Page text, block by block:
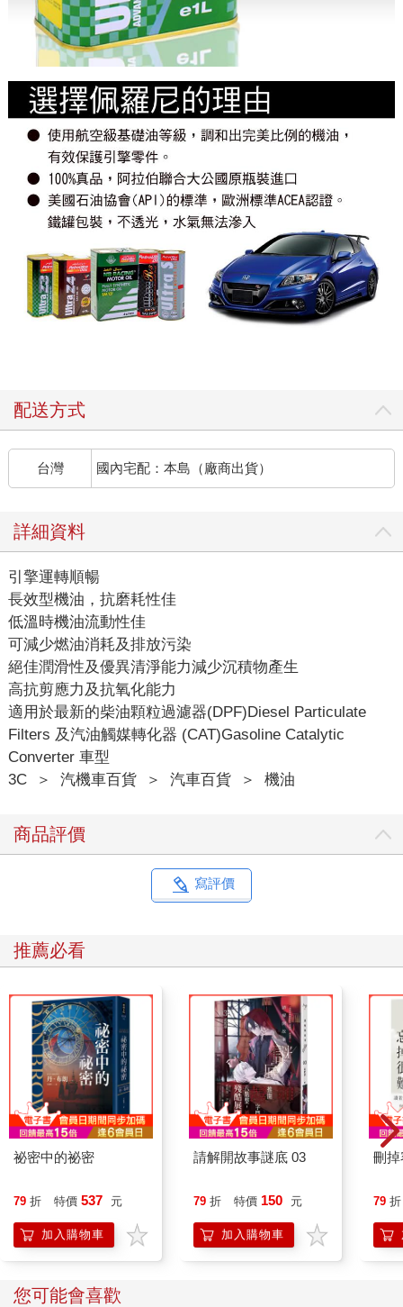
配送方式
台灣 國內宅配：本島（廠商出貨）
詳細資料
引擎運轉順暢
長效型機油，抗磨耗性佳
低溫時機油流動性佳
可減少燃油消耗及排放污染
絕佳潤滑性及優異清淨能力減少沉積物產生
高抗剪應力及抗氧化能力
適用於最新的柴油顆粒過濾器(DPF)Diesel Particulate
Filters 及汽油觸媒轉化器 (CAT)Gasoline Catalytic
Converter 車型
3C
＞ 汽機車百貨 ＞ 汽車百貨 ＞ 機油
商品評價
寫評價
推薦必看
祕密中的祕密
79 折 特價 537 元
加入購物車
請解開故事謎底 03
79 折 特價 150 元
加入購物車
刪
79 折
您可能會喜歡